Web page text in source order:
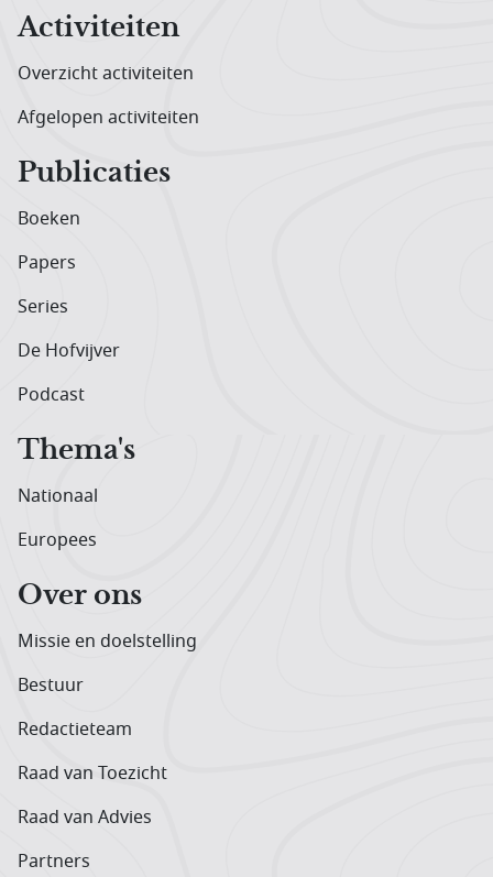
Activiteiten
Overzicht activiteiten
Afgelopen activiteiten
Publicaties
Boeken
Papers
Series
De Hofvijver
Podcast
Thema's
Nationaal
Europees
Over ons
Missie en doelstelling
Bestuur
Redactieteam
Raad van Toezicht
Raad van Advies
Partners